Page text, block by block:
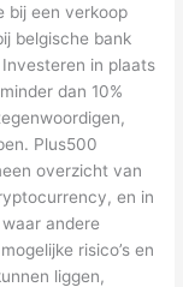
bij een verkoop
belgische bank
in plaats
dan 10%
Plus500
overzicht van
en in
andere
risico’s en
liggen,